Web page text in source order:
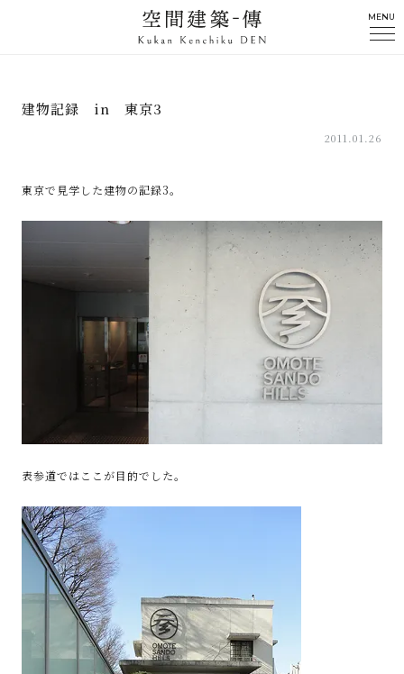
MENU
建物記録 in 東京3
2011.01.26
東京で見学した建物の記録3。
表参道ではここが目的でした。